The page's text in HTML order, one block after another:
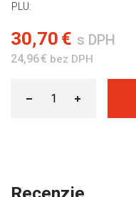
PLU:
30,70 € s DPH
24,96 € bez DPH